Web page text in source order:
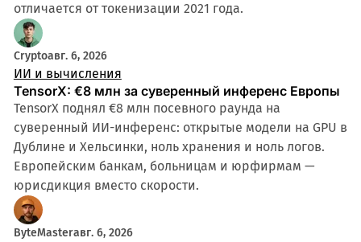
отличается от токенизации 2021 года.
Cryptoавг. 6, 2026
ИИ и вычисления
TensorX: €8 млн за суверенный инференс Европы
TensorX поднял €8 млн посевного раунда на
суверенный ИИ-инференс: открытые модели на GPU в
Дублине и Хельсинки, ноль хранения и ноль логов.
Европейским банкам, больницам и юрфирмам —
юрисдикция вместо скорости.
ByteMasterавг. 6, 2026